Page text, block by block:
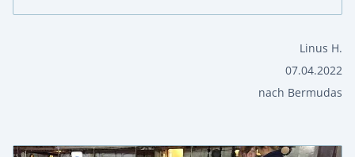
Linus H.
07.04.2022
nach Bermudas